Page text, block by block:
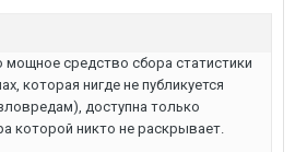
мощное средство сбора статистики
которая нигде не публикуется
доступна только
которой никто не раскрывает.